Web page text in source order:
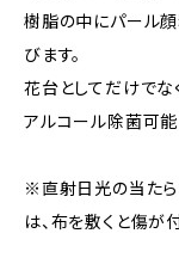
樹脂の中にパール
びます。
花台としてだけでな
アルコール除菌可能
※直射日光の当たら
は、布を敷くと傷が